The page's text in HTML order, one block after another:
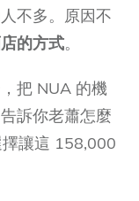
& Spa Ubud
Hotel,
a Tribute
不多。原因不
的方式。
把 NUA 的機
訴你老蕭怎麼
讓這 158,000